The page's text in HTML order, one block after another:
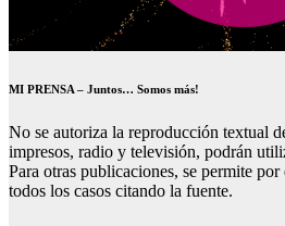
MI PRENSA – Juntos… Somos más!
No se autoriza la reproducción textual
impresos, radio y televisión, podrán
Para otras publicaciones, se permite
todos los casos citando la fuente.